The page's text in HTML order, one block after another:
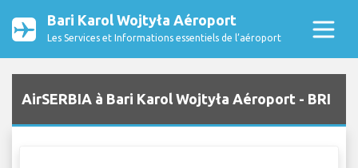
Bari Karol Wojtyła Aéroport
Les Services et Informations essentiels de l’aéroport
AirSERBIA à Bari Karol Wojtyła Aéroport - BRI